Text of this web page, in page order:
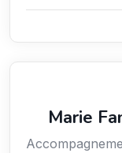
Marie